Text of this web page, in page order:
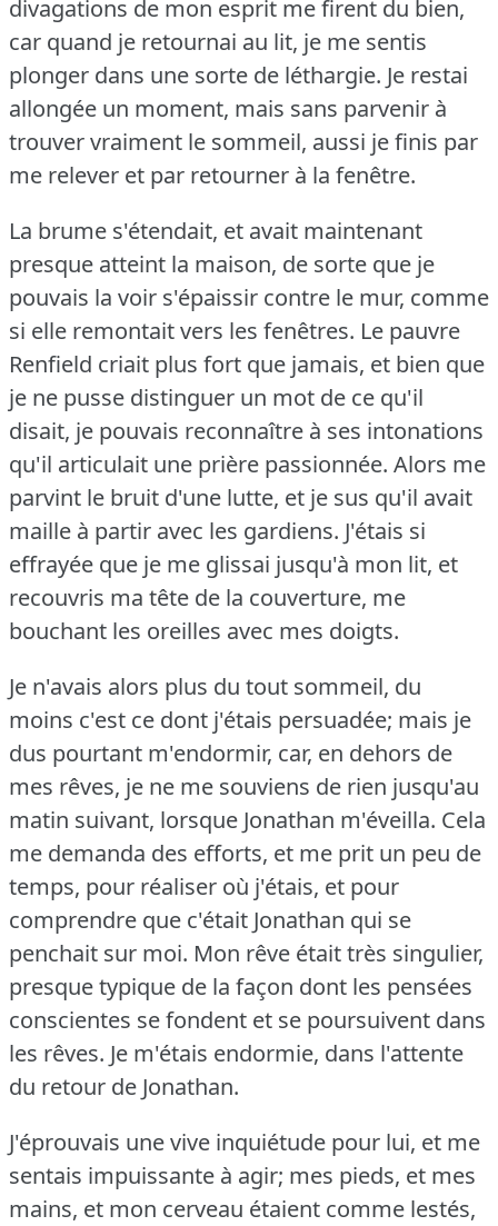
divagations de mon esprit me firent du bien,
car quand je retournai au lit, je me sentis
plonger dans une sorte de léthargie. Je restai
allongée un moment, mais sans parvenir à
trouver vraiment le sommeil, aussi je finis par
me relever et par retourner à la fenêtre.
La brume s'étendait, et avait maintenant
presque atteint la maison, de sorte que je
pouvais la voir s'épaissir contre le mur, comme
si elle remontait vers les fenêtres. Le pauvre
Renfield criait plus fort que jamais, et bien que
je ne pusse distinguer un mot de ce qu'il
disait, je pouvais reconnaître à ses intonations
qu'il articulait une prière passionnée. Alors me
parvint le bruit d'une lutte, et je sus qu'il avait
maille à partir avec les gardiens. J'étais si
effrayée que je me glissai jusqu'à mon lit, et
recouvris ma tête de la couverture, me
bouchant les oreilles avec mes doigts.
Je n'avais alors plus du tout sommeil, du
moins c'est ce dont j'étais persuadée; mais je
dus pourtant m'endormir, car, en dehors de
mes rêves, je ne me souviens de rien jusqu'au
matin suivant, lorsque Jonathan m'éveilla. Cela
me demanda des efforts, et me prit un peu de
temps, pour réaliser où j'étais, et pour
comprendre que c'était Jonathan qui se
penchait sur moi. Mon rêve était très singulier,
presque typique de la façon dont les pensées
conscientes se fondent et se poursuivent dans
les rêves. Je m'étais endormie, dans l'attente
du retour de Jonathan.
J'éprouvais une vive inquiétude pour lui, et me
sentais impuissante à agir; mes pieds, et mes
mains, et mon cerveau étaient comme lestés,